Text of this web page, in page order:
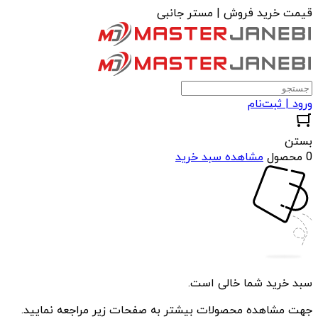
قیمت خرید فروش | مستر جانبی
ورود | ثبت‌نام
بستن
0 محصول
مشاهده سبد خرید
سبد خرید شما خالی است.
جهت مشاهده محصولات بیشتر به صفحات زیر مراجعه نمایید.